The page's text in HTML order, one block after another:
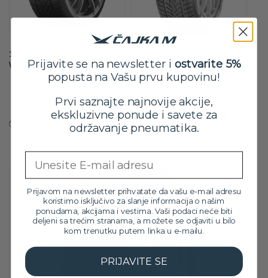
185/65 R15 Uniroyal
WinterExpert 88T
8,299.00 RSDOriginalna
cena
je
bila:
8,299.00 RSD.
7,499.00 RSD
Trenutna
cena
je:
7,499.00 RSD.
sa PDV-om
ULTRAGRIP PERFORMANCE +
SUV 109V XL FP
38,399.00
sa PDV-om
Na stanju
Prijavite se na newsletter i ostvarite 5%
popusta na Vašu prvu kupovinu!
Prvi saznajte najnovije akcije,
ekskluzivne ponude i savete za
održavanje pneumatika.
Prijavom na newsletter prihvatate da vašu e-mail adresu
koristimo isključivo za slanje informacija o našim
ponudama, akcijama i vestima. Vaši podaci neće biti
deljeni sa trećim stranama, a možete se odjaviti u bilo
kom trenutku putem linka u e-mailu.
PRIJAVITE SE